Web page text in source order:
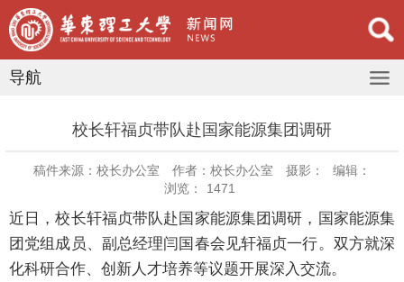
导航
校长轩福贞带队赴国家能源集团调研
稿件来源：校长办公室 作者：校长办公室 摄影：
编辑：
浏览：
1471
近日，校长轩福贞带队赴国家能源集团调研，国家能源集
团党组成员、副总经理闫国春会见轩福贞一行。双方就深
化科研合作、创新人才培养等议题开展深入交流。